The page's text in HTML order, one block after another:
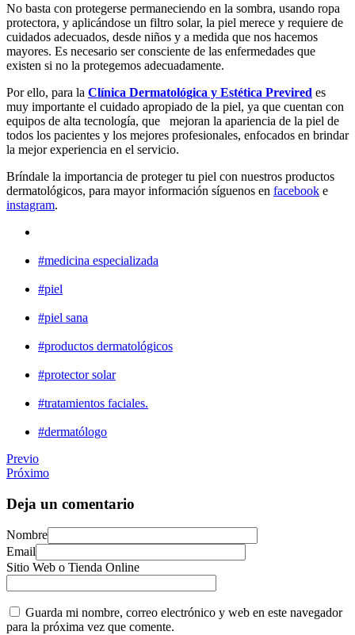
No basta con protegerse permaneciendo en la sombra, usando ropa
protectora, y aplicándose un filtro solar, la piel merece y requiere de
cuidados adecuados, desde niños y a medida que nos hacemos
mayores. Es necesario ser consciente de las enfermedades que
existen si no la protegemos adecuadamente.
Por ello, para la Clínica Dermatológica y Estética Previred es
muy importante el cuidado apropiado de la piel, ya que cuentan con
equipos de alta tecnología, que mejoran la apariencia de la piel de
todos los pacientes y los mejores profesionales, enfocados en brindar
la mejor experiencia en el servicio.
Bríndale la importancia de proteger tu piel con nuestros productos
dermatológicos, para mayor información síguenos en facebook e
instagram.
#medicina especializada
#piel
#piel sana
#productos dermatológicos
#protector solar
#tratamientos faciales.
#dermatólogo
Previo
Próximo
Deja un comentario
Nombre
Email
Sitio Web o Tienda Online
Guarda mi nombre, correo electrónico y web en este navegador
para la próxima vez que comente.